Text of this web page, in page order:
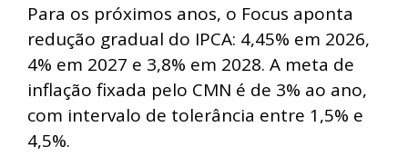
Para os próximos anos, o Focus aponta
redução gradual do IPCA: 4,45% em 2026,
4% em 2027 e 3,8% em 2028. A meta de
inflação fixada pelo CMN é de 3% ao ano,
com intervalo de tolerância entre 1,5% e
4,5%.